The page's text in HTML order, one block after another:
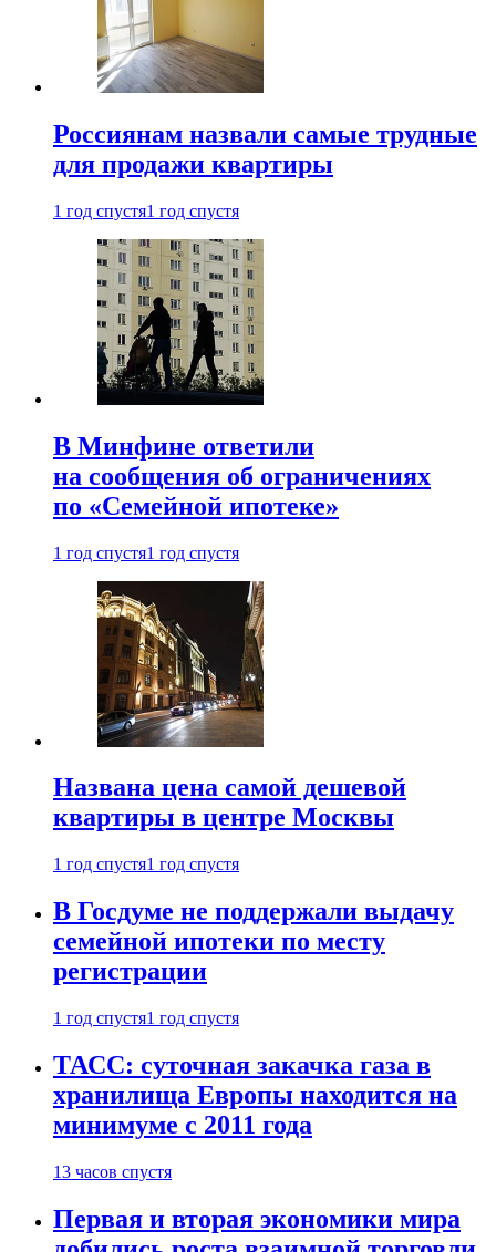
Россиянам назвали самые трудные
для продажи квартиры
1 год спустя1 год спустя
В Минфине ответили
на сообщения об ограничениях
по «Семейной ипотеке»
1 год спустя1 год спустя
Названа цена самой дешевой
квартиры в центре Москвы
1 год спустя1 год спустя
В Госдуме не поддержали выдачу
семейной ипотеки по месту
регистрации
1 год спустя1 год спустя
ТАСС: суточная закачка газа в
хранилища Европы находится на
минимуме с 2011 года
13 часов спустя
Первая и вторая экономики мира